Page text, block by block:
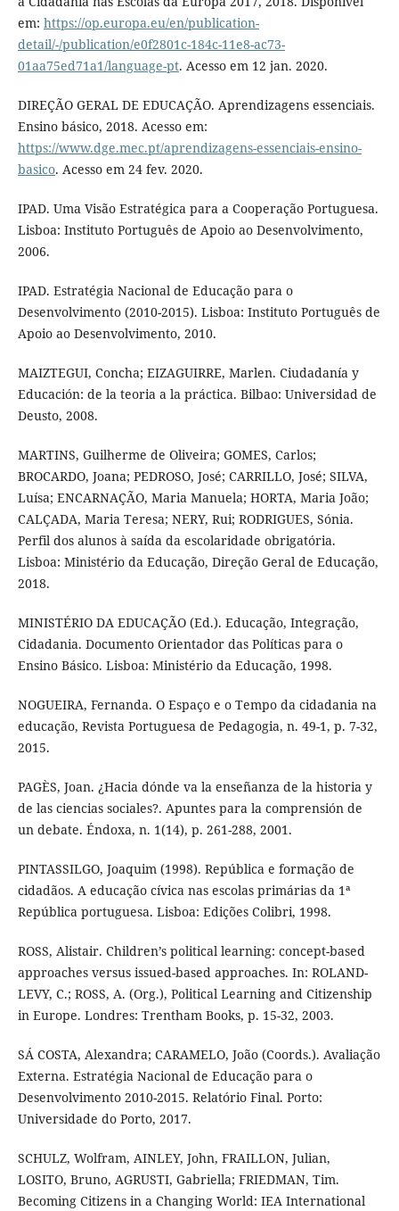
em: https://op.europa.eu/en/publication-
detail/-/publication/e0f2801c-184c-11e8-ac73-
01aa75ed71a1/language-pt. Acesso em 12 jan. 2020.
DIREÇÃO GERAL DE EDUCAÇÃO. Aprendizagens essenciais.
Ensino básico, 2018. Acesso em:
https://www.dge.mec.pt/aprendizagens-essenciais-ensino-
basico. Acesso em 24 fev. 2020.
IPAD. Uma Visão Estratégica para a Cooperação Portuguesa.
Lisboa: Instituto Português de Apoio ao Desenvolvimento,
2006.
IPAD. Estratégia Nacional de Educação para o
Desenvolvimento (2010-2015). Lisboa: Instituto Português de
Apoio ao Desenvolvimento, 2010.
MAIZTEGUI, Concha; EIZAGUIRRE, Marlen. Ciudadanía y
Educación: de la teoria a la práctica. Bilbao: Universidad de
Deusto, 2008.
MARTINS, Guilherme de Oliveira; GOMES, Carlos;
BROCARDO, Joana; PEDROSO, José; CARRILLO, José; SILVA,
Luísa; ENCARNAÇÃO, Maria Manuela; HORTA, Maria João;
CALÇADA, Maria Teresa; NERY, Rui; RODRIGUES, Sónia.
Perfil dos alunos à saída da escolaridade obrigatória.
Lisboa: Ministério da Educação, Direção Geral de Educação,
2018.
MINISTÉRIO DA EDUCAÇÃO (Ed.). Educação, Integração,
Cidadania. Documento Orientador das Políticas para o
Ensino Básico. Lisboa: Ministério da Educação, 1998.
NOGUEIRA, Fernanda. O Espaço e o Tempo da cidadania na
educação, Revista Portuguesa de Pedagogia, n. 49-1, p. 7-32,
2015.
PAGÈS, Joan. ¿Hacia dónde va la enseñanza de la historia y
de las ciencias sociales?. Apuntes para la comprensión de
un debate. Éndoxa, n. 1(14), p. 261-288, 2001.
PINTASSILGO, Joaquim (1998). República e formação de
cidadãos. A educação cívica nas escolas primárias da 1ª
República portuguesa. Lisboa: Edições Colibri, 1998.
ROSS, Alistair. Children’s political learning: concept-based
approaches versus issued-based approaches. In: ROLAND-
LEVY, C.; ROSS, A. (Org.), Political Learning and Citizenship
in Europe. Londres: Trentham Books, p. 15-32, 2003.
SÁ COSTA, Alexandra; CARAMELO, João (Coords.). Avaliação
Externa. Estratégia Nacional de Educação para o
Desenvolvimento 2010-2015. Relatório Final. Porto:
Universidade do Porto, 2017.
SCHULZ, Wolfram, AINLEY, John, FRAILLON, Julian,
LOSITO, Bruno, AGRUSTI, Gabriella; FRIEDMAN, Tim.
Becoming Citizens in a Changing World: IEA International